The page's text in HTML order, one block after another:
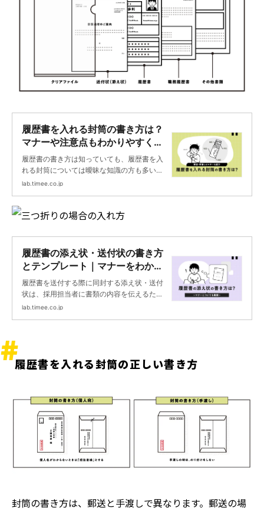
履歴書を入れる封筒の書き方は？
マナーや注意点もわかりやすく解
説 | タイミーラボ - スキマで働
く、世界が広がる。
履歴書の書き方は知っていても、履歴書を入
れる封筒については曖昧な知識の方も多いの
ではないでしょうか。履歴書だけでなく封筒
す。本記事では、履歴書を入れる封筒の書き
しく解説します。
lab.timee.co.jp
履歴書の添え状・送付状の書き方
とテンプレート｜マナーをわかり
やすく解説【無料でダウンロード
| タイミーラボ - スキマで働く、
世界が広がる。
履歴書を送付する際に同封する添え状・送付
状は、採用担当者に書類の内容を伝えるため
の大切な役割を果たします。とはいえ、正し
もに、ダウンロードして使えるテンプレー
ト、うっかりミスを防ぐためのチェックリス
lab.timee.co.jp
履歴書を入れる封筒の正しい書き方
封筒の書き方は、郵送と手渡しで異なります。郵送の場